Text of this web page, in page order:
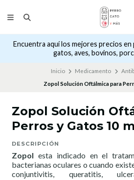
Encuentra aquí los mejores precios
gatos, aves, bovinos,
Inicio Medicamento
Zopol Solución Oftálmica para
Zopol Solución
Perros y Gatos 10
DESCRIPCIÓN
Zopol esta indicado en el
bacterianas oculares o cuando
conjuntivitis, queratitis,